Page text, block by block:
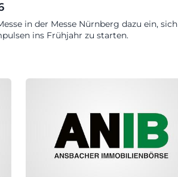
in der Messe Nürnberg dazu ein, sich
ins Frühjahr zu starten.